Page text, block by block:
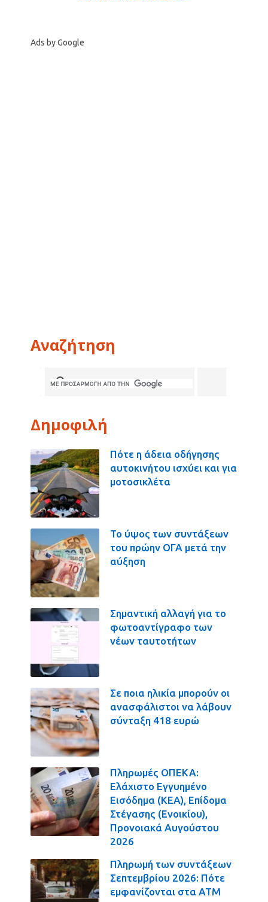
Ads by Google
Αναζήτηση
Δημοφιλή
Πότε η άδεια οδήγησης
αυτοκινήτου ισχύει και για
μοτοσικλέτα
Το ύψος των συντάξεων
του πρώην ΟΓΑ μετά την
αύξηση
Σημαντική αλλαγή για το
φωτοαντίγραφο των
νέων ταυτοτήτων
Σε ποια ηλικία μπορούν οι
ανασφάλιστοι να λάβουν
σύνταξη 418 ευρώ
Πληρωμές ΟΠΕΚΑ:
Ελάχιστο Εγγυημένο
Εισόδημα (ΚΕΑ), Επίδομα
Στέγασης (Ενοικίου),
Προνοιακά Αυγούστου
2026
Πληρωμή των συντάξεων
Σεπτεμβρίου 2026: Πότε
εμφανίζονται στα ΑΤΜ